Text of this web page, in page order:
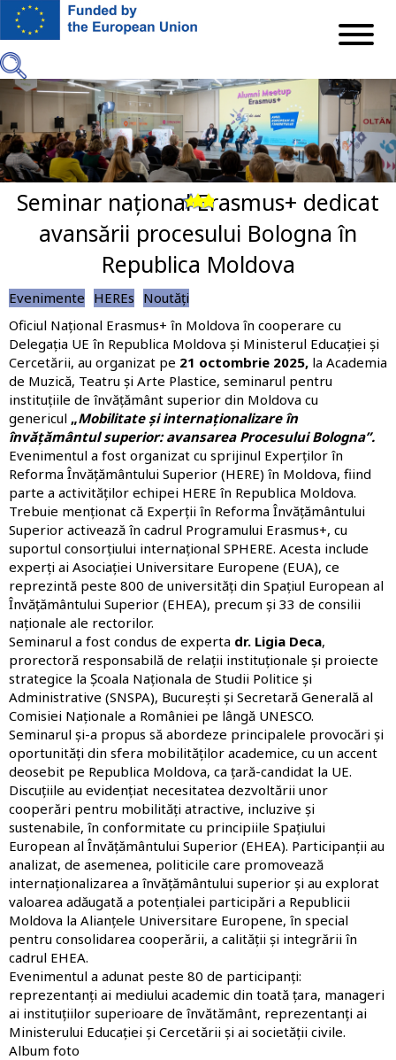
Mergi
principal
Previous
Next
Seminar național Erasmus+ dedicat
avansării procesului Bologna în
Republica Moldova
Evenimente HEREs Noutăți
Oficiul Național Erasmus+ în Moldova în cooperare cu
Delegația UE în Republica Moldova și Ministerul Educației și
Cercetării, au organizat pe 21 octombrie 2025, la Academia
de Muzică, Teatru și Arte Plastice, seminarul pentru
instituțiile de învățământ superior din Moldova cu
genericul „Mobilitate și internaționalizare în
învățământul superior: avansarea Procesului Bologna”.
Evenimentul a fost organizat cu sprijinul Experților în
Reforma Învățământului Superior (HERE) în Moldova, fiind
parte a activităților echipei HERE în Republica Moldova.
Trebuie menționat că Experții în Reforma Învățământului
Superior activează în cadrul Programului Erasmus+, cu
suportul consorțiului internațional SPHERE. Acesta include
experți ai Asociației Universitare Europene (EUA), ce
reprezintă peste 800 de universități din Spațiul European al
Învățământului Superior (EHEA), precum și 33 de consilii
naționale ale rectorilor.
Seminarul a fost condus de experta dr. Ligia Deca,
prorectoră responsabilă de relații instituționale și proiecte
strategice la Școala Naționala de Studii Politice și
Administrative (SNSPA), București și Secretară Generală al
Comisiei Naționale a României pe lângă UNESCO.
Seminarul și-a propus să abordeze principalele provocări și
oportunități din sfera mobilităților academice, cu un accent
deosebit pe Republica Moldova, ca țară-candidat la UE.
Discuțiile au evidențiat necesitatea dezvoltării unor
cooperări pentru mobilități atractive, incluzive și
sustenabile, în conformitate cu principiile Spațiului
European al Învățământului Superior (EHEA). Participanții au
analizat, de asemenea, politicile care promovează
internaționalizarea a învățământului superior și au explorat
valoarea adăugată a potențialei participări a Republicii
Moldova la Alianțele Universitare Europene, în special
pentru consolidarea cooperării, a calității și integrării în
cadrul EHEA.
Evenimentul a adunat peste 80 de participanți:
reprezentanți ai mediului academic din toată țara, manageri
ai instituțiilor superioare de învătământ, reprezentanți ai
Ministerului Educației și Cercetării și ai societății civile.
Album foto